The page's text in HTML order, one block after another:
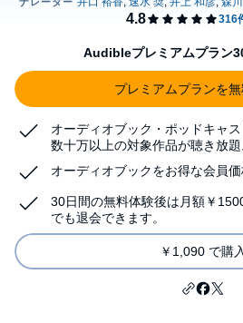
Audibleプレミアムプラン
プレミアムプランを
オーディオブック・ポッドキャ
数十万以上の対象作品が聴き放題
オーディオブックをお得な会員価
30日間の無料体験後は月額￥
でも退会できます。
￥1,090 で購入